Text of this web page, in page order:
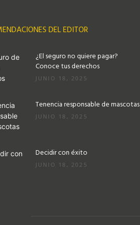
DEL EDITOR
¿El seguro no quiere pagar?
Conoce tus derechos
JUNIO 18, 2025
Tenencia responsable de mascotas
JUNIO 18, 2025
Decidir con éxito
JUNIO 18, 2025